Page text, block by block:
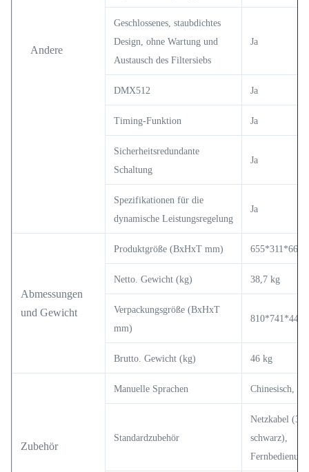
Andere
Geschlossenes, staubdichtes
Design, ohne Wartung und
Austausch des Filtersiebs
Ja
DMX512 Ja
Timing-Funktion Ja
Sicherheitsredundante
Schaltung
Ja
Spezifikationen für die
dynamische Leistungsregelung
Ja
Abmessungen
und Gewicht
Produktgröße (BxHxT mm) 655*311*664
Netto. Gewicht (kg) 38,7 kg
Verpackungsgröße (BxHxT
mm)
810*741*442
Brutto. Gewicht (kg) 46 kg
Zubehör
Manuelle Sprachen Chinesisch,
Standardzubehör
Netzkabel (3
schwarz),
Fernbedienung